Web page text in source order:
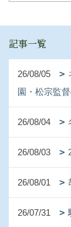
記事一覧
26/08/05
園・松宗監
26/08/04
26/08/03
26/08/01
26/07/31